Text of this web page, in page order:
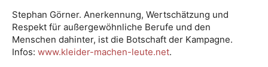
Stephan Görner. Anerkennung, Wertschätzung und
Respekt für außergewöhnliche Berufe und den
Menschen dahinter, ist die Botschaft der Kampagne.
Infos: www.kleider-machen-leute.net.